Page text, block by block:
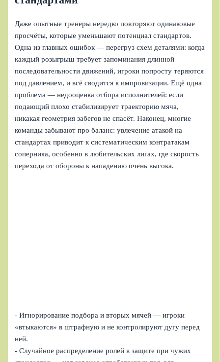
Даже опытные тренеры нередко повторяют одинаковые
просчёты, которые уменьшают потенциал стандартов.
Одна из главных ошибок — перегруз схем деталями: когда
каждый розыгрыш требует запоминания длинной
последовательности движений, игроки попросту теряются
под давлением, и всё сводится к импровизации. Ещё одна
проблема — недооценка отбора исполнителей: если
подающий плохо стабилизирует траекторию мяча,
никакая геометрия забегов не спасёт. Наконец, многие
команды забывают про баланс: увлечение атакой на
стандартах приводит к систематическим контратакам
соперника, особенно в любительских лигах, где скорость
перехода от обороны к нападению очень высока.
- Игнорирование подбора и вторых мячей — игроки
«втыкаются» в штрафную и не контролируют дугу перед
ней.
- Случайное распределение ролей в защите при чужих